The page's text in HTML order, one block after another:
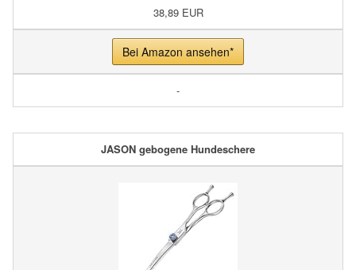
38,89 EUR
Bei Amazon ansehen*
-
JASON gebogene Hundeschere